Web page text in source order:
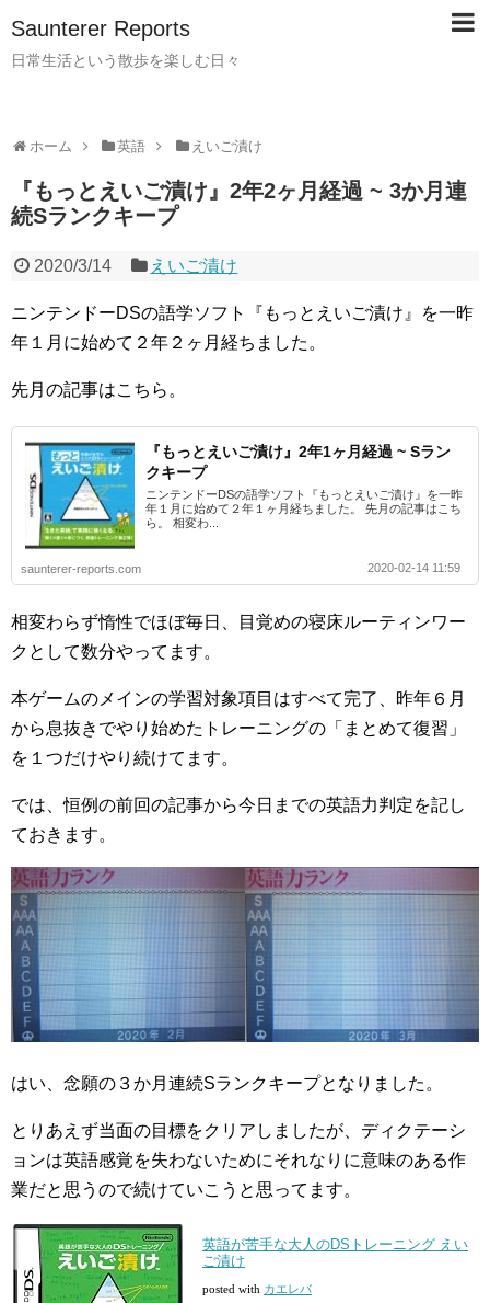
Saunterer Reports
日常生活という散歩を楽しむ日々
ホーム 英語 えいご漬け
『もっとえいご漬け』2年2ヶ月経過 ~ 3か月連
続Sランクキープ
2020/3/14 えいご漬け
ニンテンドーDSの語学ソフト『もっとえいご漬け』を一昨
年１月に始めて２年２ヶ月経ちました。
先月の記事はこちら。
『もっとえいご漬け』2年1ヶ月経過 ~ Sラン
クキープ
ニンテンドーDSの語学ソフト『もっとえいご漬け』を一昨
年１月に始めて２年１ヶ月経ちました。 先月の記事はこち
ら。 相変わ...
saunterer-reports.com 2020-02-14 11:59
相変わらず惰性でほぼ毎日、目覚めの寝床ルーティンワー
クとして数分やってます。
本ゲームのメインの学習対象項目はすべて完了、昨年６月
から息抜きでやり始めたトレーニングの「まとめて復習」
を１つだけやり続けてます。
では、恒例の前回の記事から今日までの英語力判定を記し
ておきます。
はい、念願の３か月連続Sランクキープとなりました。
とりあえず当面の目標をクリアしましたが、ディクテーシ
ョンは英語感覚を失わないためにそれなりに意味のある作
業だと思うので続けていこうと思ってます。
英語が苦手な大人のDSトレーニング えい
ご漬け
posted with カエレバ